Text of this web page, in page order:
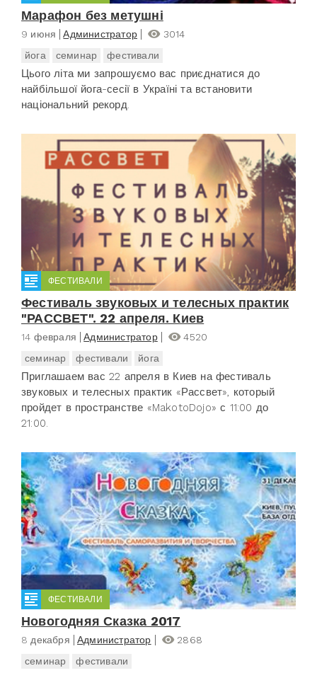
Марафон без метушні
9 июня Администратор
3014
йога
семинар фестивали
Цього літа ми запрошуємо вас приєднатися до
найбільшої йога-сесії в Україні та встановити
національний рекорд.
ФЕСТИВАЛИ
Фестиваль звуковых и телесных практик
"РАССВЕТ". 22 апреля. Киев
14 февраля Администратор
4520
семинар
фестивали йога
Приглашаем вас 22 апреля в Киев на фестиваль
звуковых и телесных практик «Рассвет», который
пройдет в пространстве «MakotoDojo» с 11:00 до
21:00.
ФЕСТИВАЛИ
Новогодняя Сказка 2017
8 декабря Администратор
2868
семинар
фестивали